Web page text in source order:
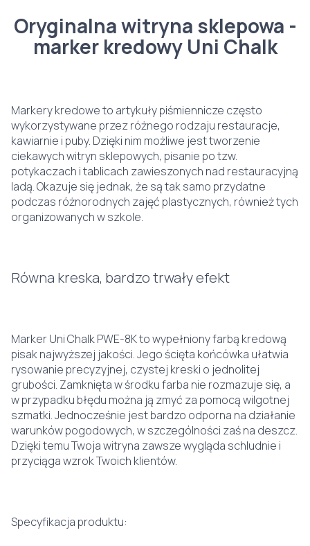
Oryginalna witryna sklepowa -
marker kredowy Uni Chalk
Markery kredowe to artykuły piśmiennicze często
wykorzystywane przez różnego rodzaju restauracje,
kawiarnie i puby. Dzięki nim możliwe jest tworzenie
ciekawych witryn sklepowych, pisanie po tzw.
potykaczach i tablicach zawieszonych nad restauracyjną
ladą. Okazuje się jednak, że są tak samo przydatne
podczas różnorodnych zajęć plastycznych, również tych
organizowanych w szkole.
Równa kreska, bardzo trwały efekt
Marker Uni Chalk PWE-8K to wypełniony farbą kredową
pisak najwyższej jakości. Jego ścięta końcówka ułatwia
rysowanie precyzyjnej, czystej kreski o jednolitej
grubości. Zamknięta w środku farba nie rozmazuje się, a
w przypadku błędu można ją zmyć za pomocą wilgotnej
szmatki. Jednocześnie jest bardzo odporna na działanie
warunków pogodowych, w szczególności zaś na deszcz.
Dzięki temu Twoja witryna zawsze wygląda schludnie i
przyciąga wzrok Twoich klientów.
Specyfikacja produktu: